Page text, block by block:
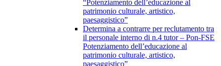
“Potenziamento dell’educazione al
patrimonio culturale, artistico,
paesaggistico”
Determina a contrarre per reclutamento tra
il personale interno di n.4 tutor – Pon-FSE
Potenziamento dell’educazione al
patrimonio culturale, artistico,
paesaggistico”